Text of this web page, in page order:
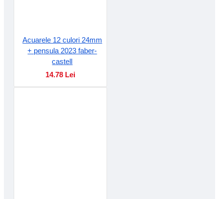
Acuarele 12 culori 24mm
+ pensula 2023 faber-
castell
14.78 Lei